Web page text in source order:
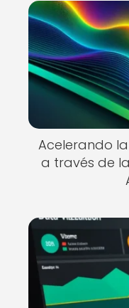
Acelerando
a través de